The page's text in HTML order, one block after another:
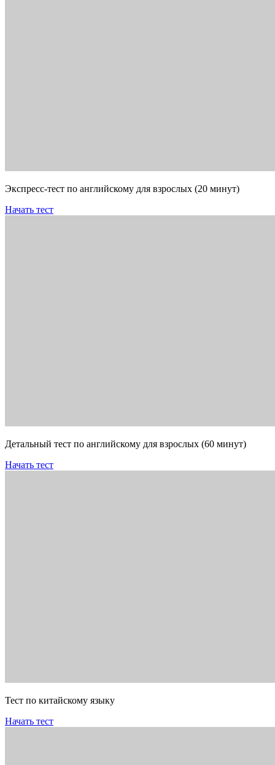
Экспресс-тест по английскому для взрослых (20 минут)
Начать тест
Детальный тест по английскому для взрослых (60 минут)
Начать тест
Тест по китайскому языку
Начать тест